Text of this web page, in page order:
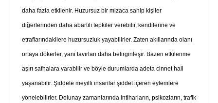
daha fazla etkilenir. Huzursuz bir mizaca sahip kişiler
diğerlerinden daha abartılı tepkiler verebilir, kendilerine ve
etraflarındakilere huzursuzluk yayabilirler. Zaten akıllarında olanı
ortaya dökerler, yani tavırları daha belirginleşir. Bazen etkilenme
aşırı safhalara varabilir ve böyle durumlarda adeta cinnet hali
yaşanabilir. Şiddete meyilli insanlar şiddet içeren eylemlere
yönelebilirler. Dolunay zamanlarında intiharların, psikozların, trafik